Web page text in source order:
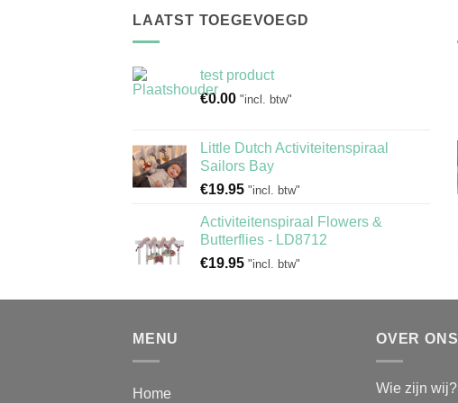
LAATST TOEGEVOEGD
test product
€0.00 "incl. btw"
Little Dutch Activiteitenspiraal
Sailors Bay
€19.95 "incl. btw"
Activiteitenspiraal Flowers &
Butterflies - LD8712
€19.95 "incl. btw"
MENU
Home
OVER ONS
Wie zijn wij?